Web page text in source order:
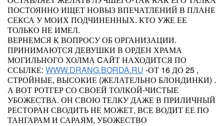
ПОСТОЯННО ИЩЕТ НОВЫЗ ВПЕЧАТЛЕНИЙ В ПЛАНЕ
СЕКСА У МОИХ ПОДЧИНЕННЫХ. КТО УЖЕ ЕЕ
ТОЛЬКО НЕ ИМЕЛ.
ВЕРНЕМСЯ К ВОПРОСУ ОБ ОРГАНИЗАЦИИ.
ПРИНИМАЮТСЯ ДЕВУШКИ В ОРДЕН ХРАМА
МОГИЛЬНОГО ХОЛМА CАЙТ НАХОДИТСЯ ПО
ССЫЛКЕ: WWW.DRANG.BORDA.RU -ОТ 16 ДО 25 ,
СТРОЙНЫЕ, ВЫСОКИЕ (ЖЕЛАТЕЛЬНО БЛОНДИНКИ) .
А ВОТ РОТГЕР СО СВОЕЙ ТОЛКОЙ-ЧИСТЫЕ
УБОЖЕСТВА. ОН СВОЮ ТЕЛКУ ДАЖЕ В ПРИЛИЧНЫЙ
РЕСТОРАН СВОДИТЬ НЕ МОЖЕТ, ВСЕ ВОДИТ ЕЕ ПО
ТАНГАРАМ И САРАЯМ, УБОЖЕСТВО